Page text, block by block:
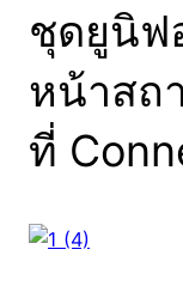
ชุดยูนิฟ
หน้าสถ
ที่